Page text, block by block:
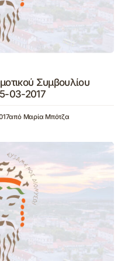
Συμβουλίου
03-2017
από Μαρία Μπότζα